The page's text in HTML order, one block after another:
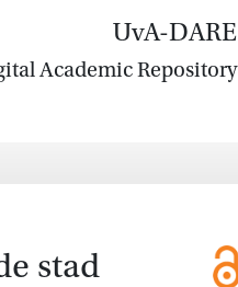
UvA-DARE
Academic Repository
stad